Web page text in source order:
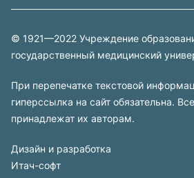
© 1921—2022 Учреждение
государственный медицинский
При перепечатке текстовой
гиперссылка на сайт обязательна.
принадлежат их авторам.
Дизайн и разработка
Итач-софт